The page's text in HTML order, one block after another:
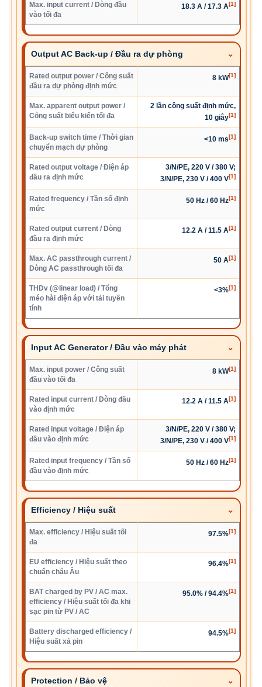
Max. input current / Dòng đầu
vào tối đa
18.3 A / 17.3 A[1]
Output AC Back-up / Đầu ra dự phòng
Rated output power / Công suất
đầu ra dự phòng định mức
8 kW[1]
Max. apparent output power /
Công suất biểu kiến tối đa
2 lần công suất định mức,
10 giây[1]
Back-up switch time / Thời gian
chuyển mạch dự phòng
<10 ms[1]
Rated output voltage / Điện áp
đầu ra định mức
3/N/PE, 220 V / 380 V;
3/N/PE, 230 V / 400 V[1]
Rated frequency / Tần số định
mức
50 Hz / 60 Hz[1]
Rated output current / Dòng
đầu ra định mức
12.2 A / 11.5 A[1]
Max. AC passthrough current /
Dòng AC passthrough tối đa
50 A[1]
THDv (@linear load) / Tổng
méo hài điện áp với tải tuyến
tính
<3%[1]
Input AC Generator / Đầu vào máy phát
Max. input power / Công suất
đầu vào tối đa
8 kW[1]
Rated input current / Dòng đầu
vào định mức
12.2 A / 11.5 A[1]
Rated input voltage / Điện áp
đầu vào định mức
3/N/PE, 220 V / 380 V;
3/N/PE, 230 V / 400 V[1]
Rated input frequency / Tần số
đầu vào định mức
50 Hz / 60 Hz[1]
Efficiency / Hiệu suất
Max. efficiency / Hiệu suất tối
đa
97.5%[1]
EU efficiency / Hiệu suất theo
chuẩn châu Âu
96.4%[1]
BAT charged by PV / AC max.
efficiency / Hiệu suất tối đa khi
sạc pin từ PV / AC
95.0% / 94.4%[1]
Battery discharged efficiency /
Hiệu suất xả pin
94.5%[1]
Protection / Bảo vệ